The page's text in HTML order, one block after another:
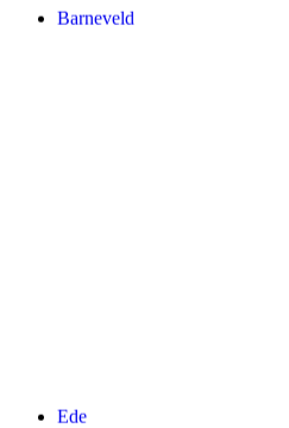
Barneveld
Ede